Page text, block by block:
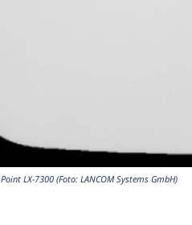
LX-7300 (Foto: LANCOM Systems GmbH)